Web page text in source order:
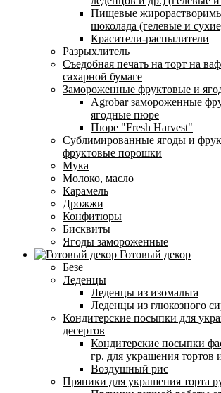
Пищевые
шоколада (гелевые и
Красители-распылители
Разрыхлитель
Съедобная печать на торт на
сахарной бумаге
Замороженные фруктовые и
Agrobar замороженные
ягодные пюре
Пюре "Fresh Harvest"
Сублимированные ягоды и
фруктовые порошки
Мука
Молоко, масло
Карамель
Дрожжи
Конфитюры
Бисквиты
Ягоды замороженные
Готовый декор
Безе
Леденцы
Леденцы из изомальта
Леденцы из глюкозного
Кондитерские посыпки для
десертов
Кондитерские посыпки
гр. для украшения тортов
Воздушный рис
Пряники для украшения торта